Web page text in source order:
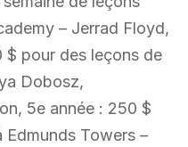
– Jerrad Floyd,
$ pour des leçons de
Dobosz,
5e année : 250 $
Edmunds Towers –